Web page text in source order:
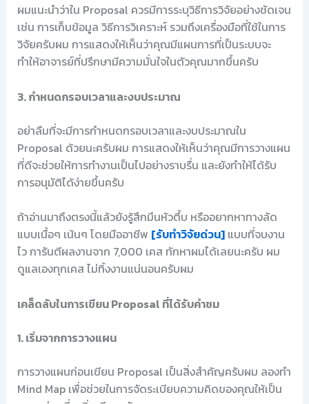
ผมแนะนำว่าใน Proposal ควรมีการระบุวิธีการวิจัยอย่างชัดเจน
เช่น การเก็บข้อมูล วิธีการวิเคราะห์ รวมถึงเครื่องมือที่ใช้ในการ
วิจัยครับผม การแสดงให้เห็นว่าคุณมีแผนการที่เป็นระบบจะ
ทำให้อาจารย์ที่ปรึกษามีความมั่นใจในตัวคุณมากขึ้นครับ
3. กำหนดกรอบเวลาและงบประมาณ
อย่าลืมที่จะมีการกำหนดกรอบเวลาและงบประมาณใน
Proposal ด้วยนะครับผม การแสดงให้เห็นว่าคุณมีการวางแผน
ที่ดีจะช่วยให้การทำงานเป็นไปอย่างราบรื่น และยังทำให้ได้รับ
การอนุมัติได้ง่ายขึ้นครับ
ถ้าอ่านมาถึงตรงนี้แล้วยังรู้สึกมึนหัวตึ้บ หรืออยากหาทางลัด
แบบเนื้อๆ เน้นๆ โดยมืออาชีพ [รับทำวิจัยด่วน]แบบที่จบงาน
ไว การันตีผลงานจาก 7,000 เคส ทักหาผมได้เลยนะครับ ผม
ดูแลเองทุกเคส ไม่ทิ้งงานแน่นอนครับผม
เคล็ดลับในการเขียน Proposal ที่ได้รับคำชม
1. เริ่มจากการวางแผน
การวางแผนก่อนเขียน Proposal เป็นสิ่งสำคัญครับผม ลองทำ
Mind Map เพื่อช่วยในการจัดระเบียบความคิดของคุณให้เป็น